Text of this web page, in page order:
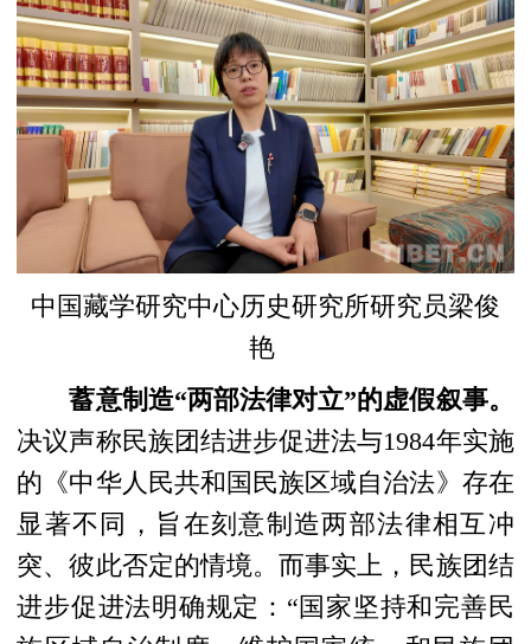
中国藏学研究中心历史研究所研究员梁俊
艳
蓄意制造“两部法律对立”的虚假叙事。
决议声称民族团结进步促进法与1984年实施
的《中华人民共和国民族区域自治法》存在
显著不同，旨在刻意制造两部法律相互冲
突、彼此否定的情境。而事实上，民族团结
进步促进法明确规定：“国家坚持和完善民